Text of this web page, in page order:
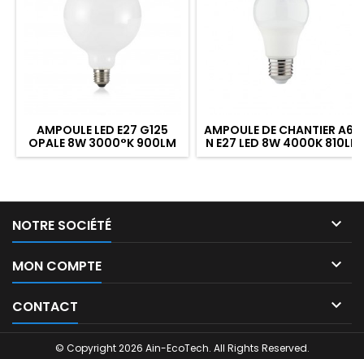
AMPOULE LED E27 G125
OPALE 8W 3000°K 900LM
AMPOULE DE CHANTIER A60
N E27 LED 8W 4000K 810LM
NOTRE SOCIÉTÉ 
MON COMPTE 
CONTACT 
© Copyright 2026 Ain-EcoTech. All Rights Reserved.